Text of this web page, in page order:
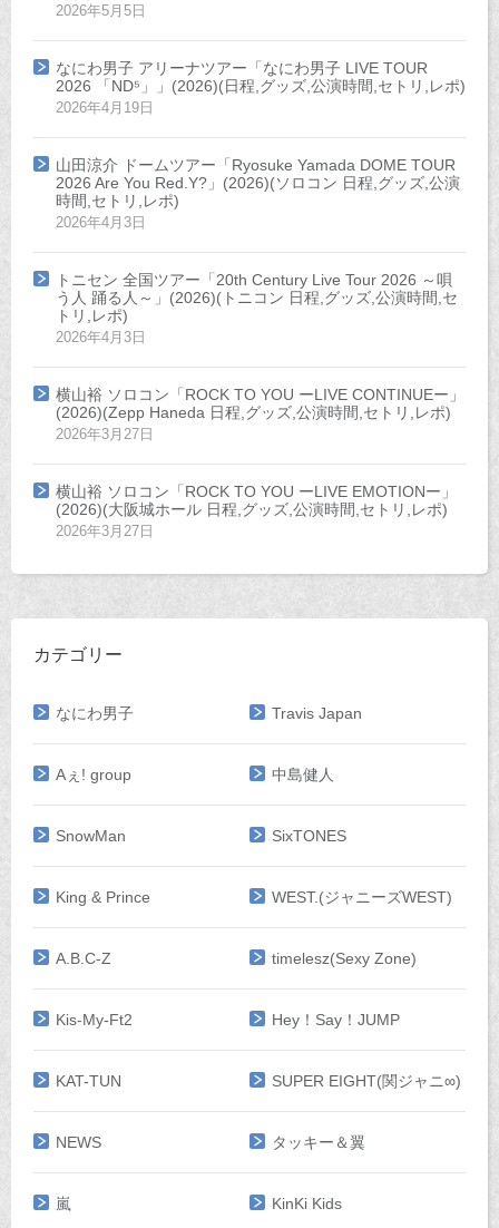
2026年5月5日
なにわ男子 アリーナツアー「なにわ男子 LIVE TOUR
2026 「ND⁵」」(2026)(日程,グッズ,公演時間,セトリ,レポ)
2026年4月19日
山田涼介 ドームツアー「Ryosuke Yamada DOME TOUR
2026 Are You Red.Y?」(2026)(ソロコン 日程,グッズ,公演
時間,セトリ,レポ)
2026年4月3日
トニセン 全国ツアー「20th Century Live Tour 2026 ～唄
う人 踊る人～」(2026)(トニコン 日程,グッズ,公演時間,セ
トリ,レポ)
2026年4月3日
横山裕 ソロコン「ROCK TO YOU ーLIVE CONTINUEー」
(2026)(Zepp Haneda 日程,グッズ,公演時間,セトリ,レポ)
2026年3月27日
横山裕 ソロコン「ROCK TO YOU ーLIVE EMOTIONー」
(2026)(大阪城ホール 日程,グッズ,公演時間,セトリ,レポ)
2026年3月27日
カテゴリー
なにわ男子 Travis Japan
Aぇ! group 中島健人
SnowMan SixTONES
King & Prince WEST.(ジャニーズWEST)
A.B.C-Z timelesz(Sexy Zone)
Kis-My-Ft2 Hey！Say！JUMP
KAT-TUN SUPER EIGHT(関ジャニ∞)
NEWS タッキー＆翼
嵐 KinKi Kids